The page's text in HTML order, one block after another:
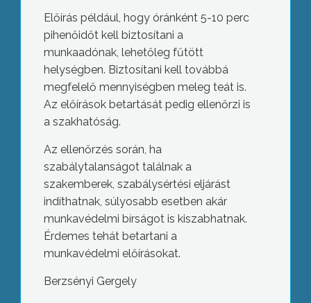
Előírás például, hogy óránként 5-10 perc
pihenőidőt kell biztosítani a
munkaadónak, lehetőleg fűtött
helységben. Biztosítani kell továbbá
megfelelő mennyiségben meleg teát is.
Az előírások betartását pedig ellenőrzi is
a szakhatóság.
Az ellenőrzés során, ha
szabálytalanságot találnak a
szakemberek, szabálysértési eljárást
indíthatnak, súlyosabb esetben akár
munkavédelmi bírságot is kiszabhatnak.
Érdemes tehát betartani a
munkavédelmi előírásokat.
Berzsényi Gergely